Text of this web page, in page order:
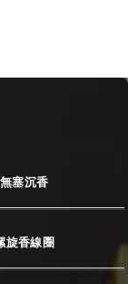
無塞沉香
旋香線圈